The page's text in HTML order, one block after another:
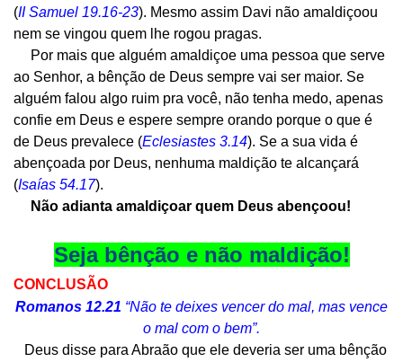
(II Samuel 19.16-23). Mesmo assim Davi não amaldiçoou
nem se vingou quem lhe rogou pragas.
Por mais que alguém amaldiçoe uma pessoa que serve
ao Senhor, a bênção de Deus sempre vai ser maior. Se
alguém falou algo ruim pra você, não tenha medo, apenas
confie em Deus e espere sempre orando porque o que é
de Deus prevalece (Eclesiastes 3.14). Se a sua vida é
abençoada por Deus, nenhuma maldição te alcançará
(Isaías 54.17).
Não adianta amaldiçoar quem Deus abençoou!
Seja bênção e não maldição!
CONCLUSÃO
Romanos 12.21 “Não te deixes vencer do mal, mas vence
o mal com o bem”.
Deus disse para Abraão que ele deveria ser uma bênção